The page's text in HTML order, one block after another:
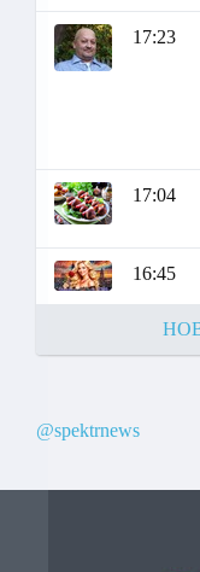
17:23
17:04
16:45
@spektrnews